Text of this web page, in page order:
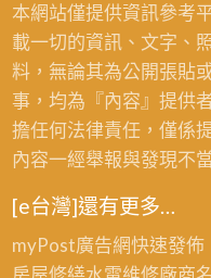
本網站僅提供資訊參考
載一切的資訊、文字、
料，無論其為公開張貼
事，均為『內容』提供
擔任何法律責任，僅係
內容一經舉報與發現不
[e台灣]還有更多…
myPost廣告網快速發佈